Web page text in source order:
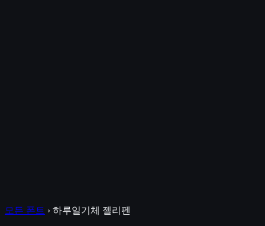
모든 폰트 › 하루일기체 젤리펜